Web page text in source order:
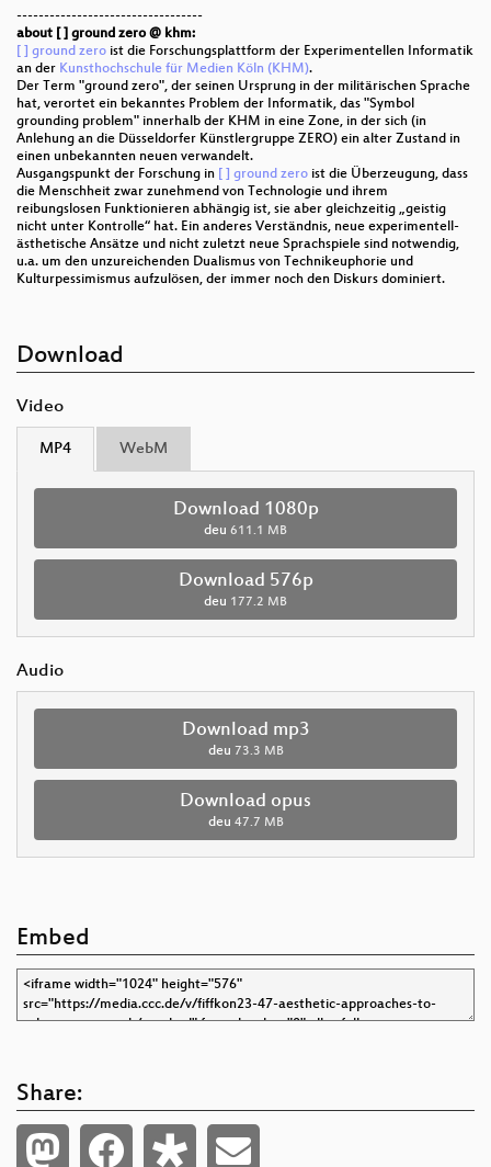
----------------------------------
about [ ] ground zero @ khm:
[ ] ground zero ist die Forschungsplattform der Experimentellen Informatik
an der Kunsthochschule für Medien Köln (KHM).
Der Term "ground zero", der seinen Ursprung in der militärischen Sprache
hat, verortet ein bekanntes Problem der Informatik, das "Symbol
grounding problem" innerhalb der KHM in eine Zone, in der sich (in
Anlehung an die Düsseldorfer Künstlergruppe ZERO) ein alter Zustand in
einen unbekannten neuen verwandelt.
Ausgangspunkt der Forschung in [ ] ground zero ist die Überzeugung, dass
die Menschheit zwar zunehmend von Technologie und ihrem
reibungslosen Funktionieren abhängig ist, sie aber gleichzeitig „geistig
nicht unter Kontrolle“ hat. Ein anderes Verständnis, neue experimentell-
ästhetische Ansätze und nicht zuletzt neue Sprachspiele sind notwendig,
u.a. um den unzureichenden Dualismus von Technikeuphorie und
Kulturpessimismus aufzulösen, der immer noch den Diskurs dominiert.
Download
Video
MP4 WebM
Download 1080p
deu 611.1 MB
Download 576p
deu 177.2 MB
Audio
Download mp3
deu 73.3 MB
Download opus
deu 47.7 MB
Embed
Share: